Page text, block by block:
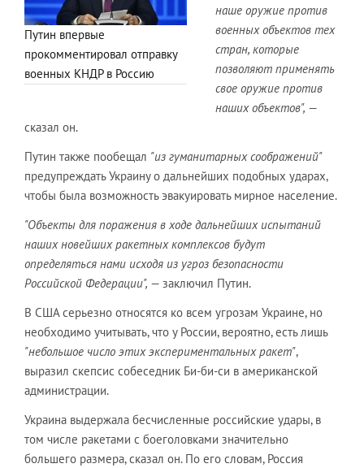
Путин впервые
прокомментировал отправку
военных КНДР в Россию
наше оружие против
военных объектов тех
стран, которые
позволяют применять
свое оружие против
наших объектов", —
сказал он.
Путин также пообещал "из гуманитарных соображений"
предупреждать Украину о дальнейших подобных ударах,
чтобы была возможность эвакуировать мирное население.
"Объекты для поражения в ходе дальнейших испытаний
наших новейших ракетных комплексов будут
определяться нами исходя из угроз безопасности
Российской Федерации", — заключил Путин.
В США серьезно относятся ко всем угрозам Украине, но
необходимо учитывать, что у России, вероятно, есть лишь
"небольшое число этих экспериментальных ракет",
выразил скепсис собеседник Би-би-си в американской
администрации.
Украина выдержала бесчисленные российские удары, в
том числе ракетами с боеголовками значительно
большего размера, сказал он. По его словам, Россия